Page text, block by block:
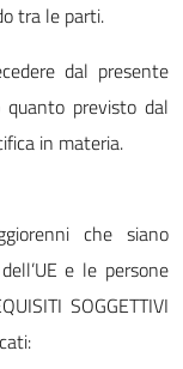
tra le parti.
dal presente
previsto dal
in materia.
che siano
e le persone
SOGGETTIVI